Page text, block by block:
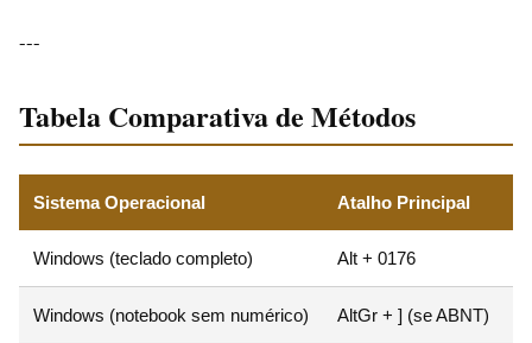
---
Tabela Comparativa de Métodos
Sistema Operacional Atalho Principal
Windows (teclado completo) Alt + 0176
Windows (notebook sem numérico) AltGr + ] (se ABNT)